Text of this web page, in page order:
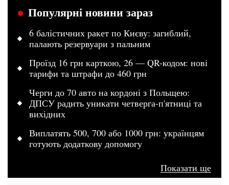
Популярні новини зараз
6 балістичних ракет по Києву: загиблий,
палають резервуари з пальним
Проїзд 16 грн карткою, 26 — QR-кодом: нові
тарифи та штрафи до 460 грн
Черги до 70 авто на кордоні з Польщею:
ДПСУ радить уникати четверга-п'ятниці та
вихідних
Виплатять 500, 700 або 1000 грн: українцям
готують додаткову допомогу
Показати ще